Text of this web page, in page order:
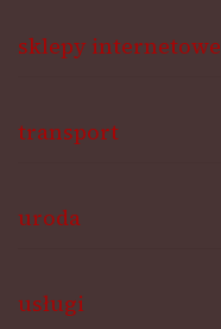
sklepy internetowe
transport
uroda
usługi